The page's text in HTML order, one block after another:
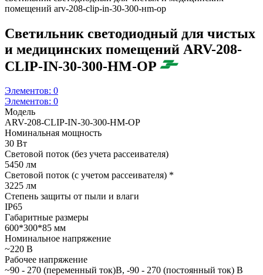
помещений arv-208-clip-in-30-300-нm-op
Светильник светодиодный для чистых
и медицинских помещений ARV-208-
CLIP-IN-30-300-НM-OP
Элементов: 0
Элементов: 0
Модель
ARV-208-CLIP-IN-30-300-НM-OP
Номинальная мощность
30 Вт
Световой поток (без учета рассеивателя)
5450 лм
Световой поток (с учетом рассеивателя) *
3225 лм
Степень защиты от пыли и влаги
IP65
Габаритные размеры
600*300*85 мм
Номинальное напряжение
~220 В
Рабочее напряжение
~90 - 270 (переменный ток)В, -90 - 270 (постоянный ток) В